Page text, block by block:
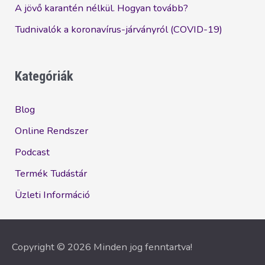
A jövő karantén nélkül. Hogyan tovább?
Tudnivalók a koronavírus-járványról (COVID-19)
Kategóriák
Blog
Online Rendszer
Podcast
Termék Tudástár
Üzleti Információ
Copyright © 2026 Minden jog fenntartva!